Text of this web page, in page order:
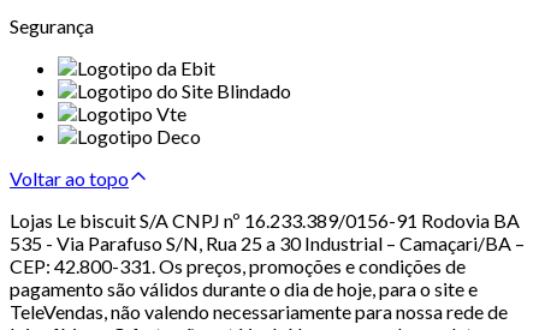
Segurança
Voltar ao topo
Lojas Le biscuit S/A CNPJ nº 16.233.389/0156-91 Rodovia BA
535 - Via Parafuso S/N, Rua 25 a 30 Industrial – Camaçari/BA –
CEP: 42.800-331. Os preços, promoções e condições de
pagamento são válidos durante o dia de hoje, para o site e
TeleVendas, não valendo necessariamente para nossa rede de